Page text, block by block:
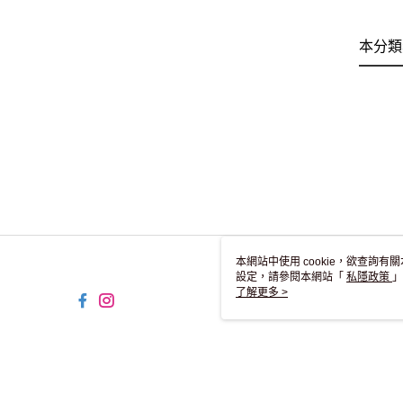
本分
本網站中使用 cookie，欲查詢有
設定，請參閱本網站「 私隱政策
用 cookie。
了解更多 >